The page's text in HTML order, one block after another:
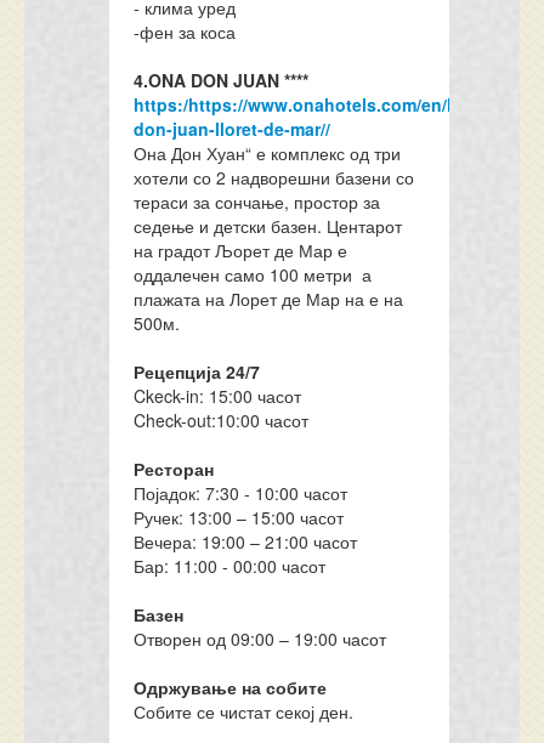
- клима уред
-фен за коса
4.ONA DON JUAN ****
https:/https://www.onahotels.com/en/hotel-
don-juan-lloret-de-mar//
Она Дон Хуан“ е комплекс од три
хотели со 2 надворешни базени со
тераси за сончање, простор за
седење и детски базен. Центарот
на градот Љорет де Мар е
оддалечен само 100 метри а
плажата на Лорет де Мар на е на
500м.
Рецепција 24/7
Ckeck-in: 15:00 часот
Check-out:10:00 часот
Ресторан
Појадок: 7:30 - 10:00 часот
Ручек: 13:00 – 15:00 часот
Вечера: 19:00 – 21:00 часот
Бар: 11:00 - 00:00 часот
Базен
Отворен од 09:00 – 19:00 часот
Одржување на собите
Собите се чистат секој ден.